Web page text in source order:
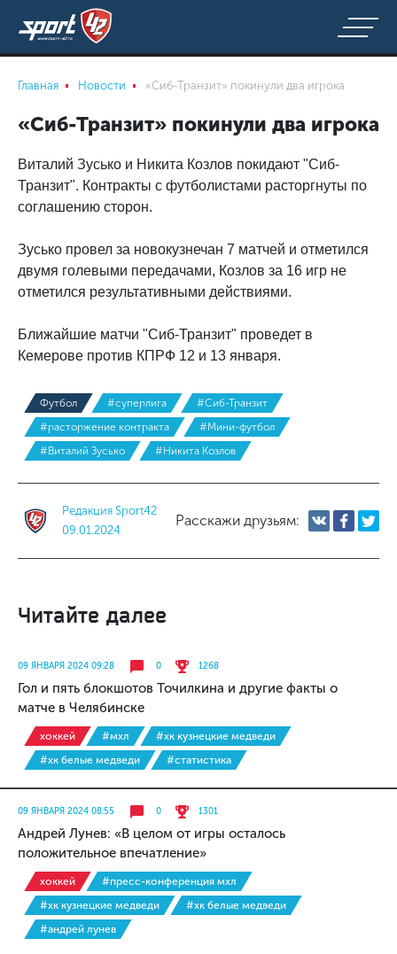
Главная Новости «Сиб-Транзит» покинули два игрока
«Сиб-Транзит» покинули два игрока
Виталий Зусько и Никита Козлов покидают "Сиб-
Транзит". Контракты с футболистами расторгнуты по
соглашению сторон.
Зусько провел за новокузнечан 7 матчей и отметился
двумя голевыми передачами, Козлов за 16 игр не
отметился результативными действиями.
Ближайшие матчи "Сиб-Транзит" проведет в
Кемерове против КПРФ 12 и 13 января.
Футбол #суперлига
#Сиб-Транзит
#расторжение контракта
#Мини-футбол
#Виталий Зусько
#Никита Козлов
Редакция Sport42
09.01.2024
Расскажи друзьям:
Читайте далее
09 ЯНВАРЯ 2024 09:28 0 1268
Гол и пять блокшотов Точилкина и другие факты о
матче в Челябинске
хоккей #мхл
#хк кузнецкие медведи
#хк белые медведи
#статистика
09 ЯНВАРЯ 2024 08:55 0 1301
Андрей Лунев: «В целом от игры осталось
положительное впечатление»
хоккей
#пресс-конференция мхл
#хк кузнецкие медведи
#хк белые медведи
#андрей лунев